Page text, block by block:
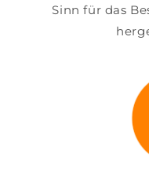
Sinn für das